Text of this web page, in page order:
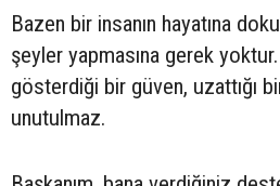
Bazen bir insanın hayatına
şeyler yapmasına gerek
gösterdiği bir güven, uzattığı
unutulmaz.